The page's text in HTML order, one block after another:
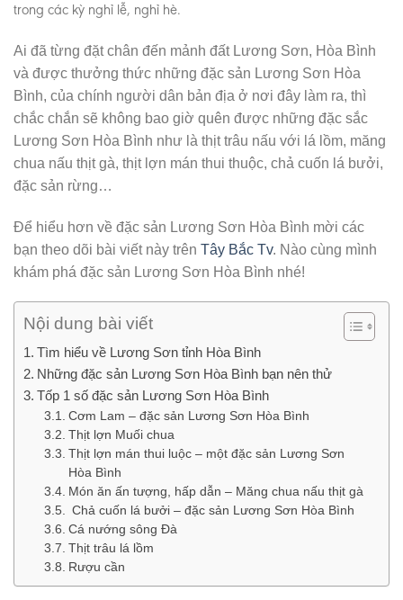
trong các kỳ nghỉ lễ, nghỉ hè.
Ai đã từng đặt chân đến mảnh đất Lương Sơn, Hòa Bình
và được thưởng thức những đặc sản Lương Sơn Hòa
Bình, của chính người dân bản địa ở nơi đây làm ra, thì
chắc chắn sẽ không bao giờ quên được những đặc sắc
Lương Sơn Hòa Bình như là thịt trâu nấu với lá lồm, măng
chua nấu thịt gà, thịt lợn mán thui thuộc, chả cuốn lá bưởi,
đặc sản rừng…
Để hiểu hơn về đặc sản Lương Sơn Hòa Bình mời các
bạn theo dõi bài viết này trên Tây Bắc Tv. Nào cùng mình
khám phá đặc sản Lương Sơn Hòa Bình nhé!
Nội dung bài viết
Tìm hiểu về Lương Sơn tỉnh Hòa Bình
Những đặc sản Lương Sơn Hòa Bình bạn nên thử
Tốp 1 số đặc sản Lương Sơn Hòa Bình
Cơm Lam – đặc sản Lương Sơn Hòa Bình
Thịt lợn Muối chua
Thịt lợn mán thui luộc – một đặc sản Lương Sơn
Hòa Bình
Món ăn ấn tượng, hấp dẫn – Măng chua nấu thịt gà
Chả cuốn lá bưởi – đặc sản Lương Sơn Hòa Bình
Cá nướng sông Đà
Thịt trâu lá lồm
Rượu cần